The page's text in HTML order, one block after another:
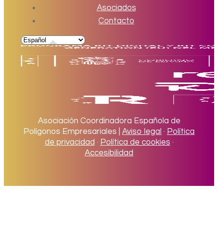
Asociados
Contacto
Asociación Coordinadora Española de
Polígonos Empresariales | Aviso legal · Política
de privacidad · Política de cookies ·
Accesibilidad